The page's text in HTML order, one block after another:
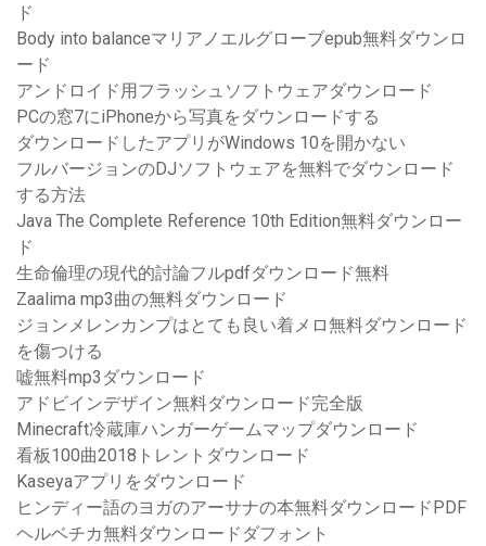
ド
Body into balanceマリアノエルグローブepub無料ダウンロ
ード
アンドロイド用フラッシュソフトウェアダウンロード
PCの窓7にiPhoneから写真をダウンロードする
ダウンロードしたアプリがWindows 10を開かない
フルバージョンのDJソフトウェアを無料でダウンロード
する方法
Java The Complete Reference 10th Edition無料ダウンロー
ド
生命倫理の現代的討論フルpdfダウンロード無料
Zaalima mp3曲の無料ダウンロード
ジョンメレンカンプはとても良い着メロ無料ダウンロード
を傷つける
嘘無料mp3ダウンロード
アドビインデザイン無料ダウンロード完全版
Minecraft冷蔵庫ハンガーゲームマップダウンロード
看板100曲2018トレントダウンロード
Kaseyaアプリをダウンロード
ヒンディー語のヨガのアーサナの本無料ダウンロードPDF
ヘルベチカ無料ダウンロードダフォント